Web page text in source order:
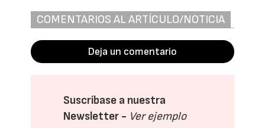
COMENTARIOS AL ARTÍCULO/NOTICIA
Deja un comentario
Suscríbase a nuestra
Newsletter - Ver ejemplo